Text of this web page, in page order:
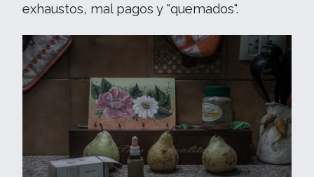
exhaustos, mal pagos y "quemados".